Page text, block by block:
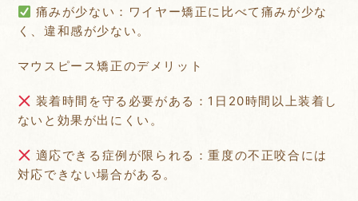
痛みが少ない：ワイヤー矯正に比べて痛みが少な
く、違和感が少ない。
マウスピース矯正のデメリット
装着時間を守る必要がある：1日20時間以上装着し
ないと効果が出にくい。
適応できる症例が限られる：重度の不正咬合には
対応できない場合がある。